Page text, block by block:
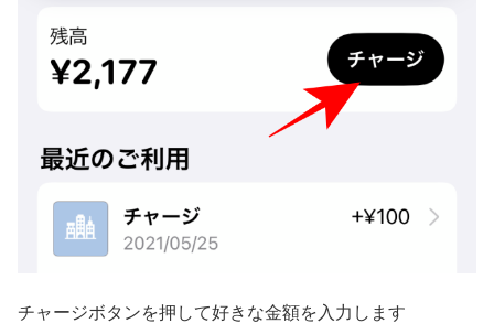
チャージボタンを押して好きな金額を入力します